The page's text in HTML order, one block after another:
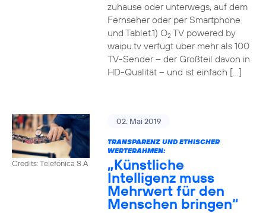
zuhause oder unterwegs, auf dem
Fernseher oder per Smartphone
und Tablet.1) O2TV powered by
waipu.tv verfügt über mehr als 100
TV-Sender – der Großteil davon in
HD-Qualität – und ist einfach […]
Credits: Telefónica S.A
02. Mai 2019
TRANSPARENZ UND ETHISCHER
WERTERAHMEN:
„Künstliche
Intelligenz muss
Mehrwert für den
Menschen bringen“